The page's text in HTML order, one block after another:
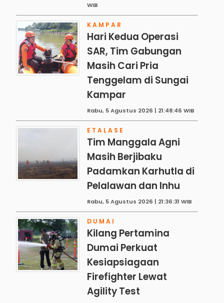
WIB
KAMPAR
Hari Kedua Operasi
SAR, Tim Gabungan
Masih Cari Pria
Tenggelam di Sungai
Kampar
Rabu, 5 Agustus 2026 | 21:48:46 WIB
ETALASE
Tim Manggala Agni
Masih Berjibaku
Padamkan Karhutla di
Pelalawan dan Inhu
Rabu, 5 Agustus 2026 | 21:36:31 WIB
DUMAI
Kilang Pertamina
Dumai Perkuat
Kesiapsiagaan
Firefighter Lewat
Agility Test